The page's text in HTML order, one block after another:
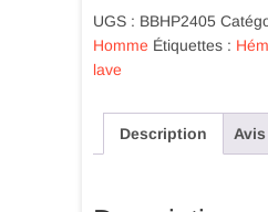
perles
d'hématite
noire
de
chevrons
UGS : BBHP2405
Homme Étiquettes :
lave
Description